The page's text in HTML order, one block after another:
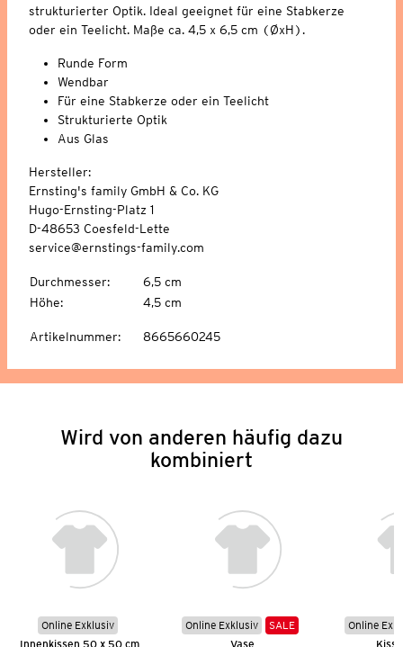
strukturierter Optik. Ideal geeignet für eine Stabkerze
oder ein Teelicht. Maße ca. 4,5 x 6,5 cm (ØxH).
Runde Form
Wendbar
Für eine Stabkerze oder ein Teelicht
Strukturierte Optik
Aus Glas
Hersteller:
Ernsting's family GmbH & Co. KG
Hugo-Ernsting-Platz 1
D-48653 Coesfeld-Lette
service@ernstings-family.com
Durchmesser:
6,5 cm
Höhe: 4,5 cm
Artikelnummer: 8665660245
Wird von anderen häufig dazu
kombiniert
Online Exklusiv
Innenkissen 50 x 50 cm
Online Exklusiv
SALE
Vase
Online